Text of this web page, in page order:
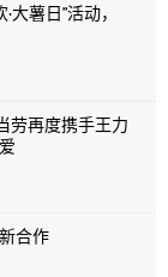
薯日”活动，
劳再度携手王力
合作